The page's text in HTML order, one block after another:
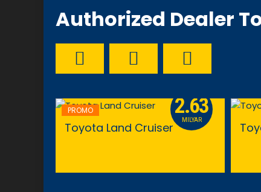
Authorized Dealer
PROMO 2.63
MILYAR
Toyota Land Cruiser